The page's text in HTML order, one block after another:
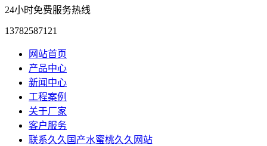
24小时免费服务热线
13782587121
网站首页
产品中心
新闻中心
工程案例
关于厂家
客户服务
联系久久国产水蜜桃久久网站